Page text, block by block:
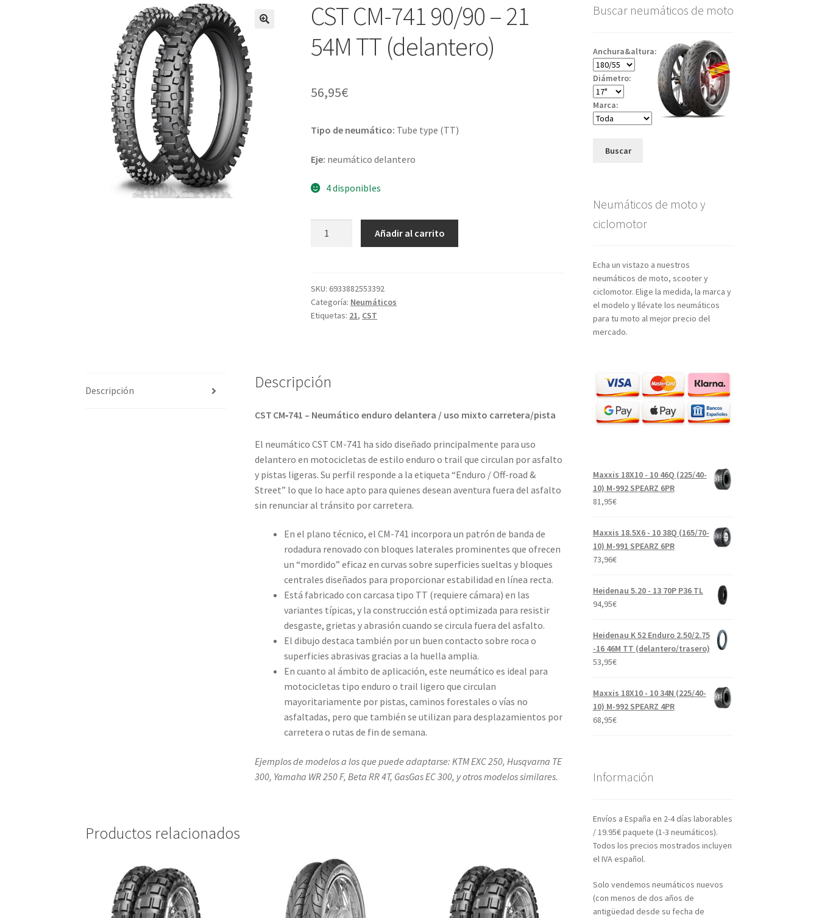
CST CM-741 90/90 – 21
54M TT (delantero)
56,95€
Tipo de neumático: Tube type (TT)
Eje: neumático delantero
4 disponibles
-
21
54M
Añadir al carrito
SKU: 6933882553392
Categoría: Neumáticos
Etiquetas: 21, CST
Descripción Descripción
CST CM‑741 – Neumático enduro delantera / uso mixto carretera/pista
El neumático CST CM-741 ha sido diseñado principalmente para uso
delantero en motocicletas de estilo enduro o trail que circulan por asfalto
y pistas ligeras. Su perfil responde a la etiqueta “Enduro / Off-road &
Street” lo que lo hace apto para quienes desean aventura fuera del asfalto
sin renunciar al tránsito por carretera.
En el plano técnico, el CM-741 incorpora un patrón de banda de
rodadura renovado con bloques laterales prominentes que ofrecen
un “mordido” eficaz en curvas sobre superficies sueltas y bloques
centrales diseñados para proporcionar estabilidad en línea recta.
Está fabricado con carcasa tipo TT (requiere cámara) en las
variantes típicas, y la construcción está optimizada para resistir
desgaste, grietas y abrasión cuando se circula fuera del asfalto.
El dibujo destaca también por un buen contacto sobre roca o
superficies abrasivas gracias a la huella amplia.
En cuanto al ámbito de aplicación, este neumático es ideal para
motocicletas tipo enduro o trail ligero que circulan
mayoritariamente por pistas, caminos forestales o vías no
asfaltadas, pero que también se utilizan para desplazamientos por
carretera o rutas de fin de semana.
Ejemplos de modelos a los que puede adaptarse: KTM EXC 250, Husqvarna TE
300, Yamaha WR 250 F, Beta RR 4T, GasGas EC 300, y otros modelos similares.
Productos relacionados
Buscar neumáticos de moto
Anchura&altura:
Diámetro:
Marca:
Buscar
Neumáticos de moto y
ciclomotor
Echa un vistazo a nuestros
neumáticos de moto, scooter y
ciclomotor. Elige la medida, la marca y
el modelo y llévate los neumáticos
para tu moto al mejor precio del
mercado.
Maxxis 18X10 - 10 46Q (225/40-
10) M-992 SPEARZ 6PR
81,95€
Maxxis 18.5X6 - 10 38Q (165/70-
10) M-991 SPEARZ 6PR
73,96€
Heidenau 5.20 - 13 70P P36 TL
94,95€
Heidenau K 52 Enduro 2.50/2.75
-16 46M TT (delantero/trasero)
53,95€
Maxxis 18X10 - 10 34N (225/40-
10) M-992 SPEARZ 4PR
68,95€
Información
Envíos a España en 2-4 días laborables
/ 19.95€ paquete (1-3 neumáticos).
Todos los precios mostrados incluyen
el IVA español.
Solo vendemos neumáticos nuevos
(con menos de dos años de
antigüedad desde su fecha de